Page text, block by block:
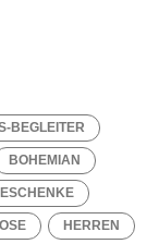
BEGLEITER
BOHEMIAN
HERREN